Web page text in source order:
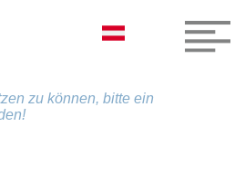
zu können, bitte ein